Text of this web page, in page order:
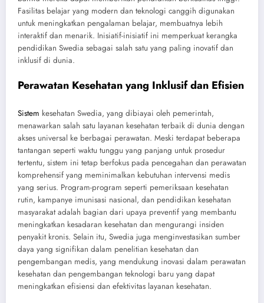
Fasilitas belajar yang modern dan teknologi canggih digunakan
untuk meningkatkan pengalaman belajar, membuatnya lebih
interaktif dan menarik. Inisiatif-inisiatif ini memperkuat kerangka
pendidikan Swedia sebagai salah satu yang paling inovatif dan
inklusif di dunia.
Perawatan Kesehatan yang Inklusif dan Efisien
Sistem kesehatan Swedia, yang dibiayai oleh pemerintah,
menawarkan salah satu layanan kesehatan terbaik di dunia dengan
akses universal ke berbagai perawatan. Meski terdapat beberapa
tantangan seperti waktu tunggu yang panjang untuk prosedur
tertentu, sistem ini tetap berfokus pada pencegahan dan perawatan
komprehensif yang meminimalkan kebutuhan intervensi medis
yang serius. Program-program seperti pemeriksaan kesehatan
rutin, kampanye imunisasi nasional, dan pendidikan kesehatan
masyarakat adalah bagian dari upaya preventif yang membantu
meningkatkan kesadaran kesehatan dan mengurangi insiden
penyakit kronis. Selain itu, Swedia juga menginvestasikan sumber
daya yang signifikan dalam penelitian kesehatan dan
pengembangan medis, yang mendukung inovasi dalam perawatan
kesehatan dan pengembangan teknologi baru yang dapat
meningkatkan efisiensi dan efektivitas layanan kesehatan.